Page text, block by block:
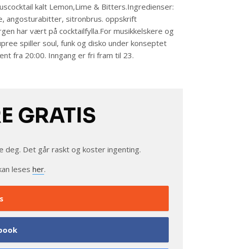
kalt Lemon,Lime & Bitters.Ingredienser:
angosturabitter, sitronbrus. oppskrift
har vært på cocktailfylla.For musikkelskere og
spiller soul, funk og disko under konseptet
fra 20:00. Inngang er fri fram til 23.
GRATIS
deg. Det går raskt og koster ingenting.
leses her.